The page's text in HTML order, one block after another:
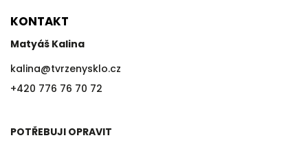
KONTAKT
Matyáš Kalina
kalina@tvrzenysklo.cz
+420 776 76 70 72
POTŘEBUJI OPRAVIT